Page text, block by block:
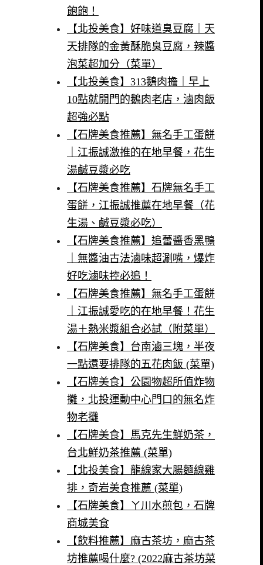
飽飽！
【北投美食】好味道臭豆腐｜天
天排隊的金黃酥脆臭豆腐，辣醬
泡菜超加分（菜單）
【北投美食】313鵝肉擔｜早上
10點就開門的鵝肉老店，滷肉飯
超強必點
【石牌美食推薦】無名手工蛋餅
｜江振誠激推的在地早餐，花生
湯鹹豆漿必吃
【石牌美食推薦】石牌無名手工
蛋餅，江振誠推薦在地早餐（花
生湯、鹹豆漿必吃）
【石牌美食推薦】追蕾醬香黑鴨
｜無醬油古法滷味超涮嘴，爆炸
好吃滷味控必追！
【石牌美食推薦】無名手工蛋餅
｜江振誠愛吃的在地早餐！花生
湯＋熱米漿組合必試（附菜單）
【石牌美食】台南滷三塊，半夜
一點還要排隊的五花肉飯 (菜單)
【石牌美食】公園物超所值炸物
攤，北投運動中心門口的無名炸
物老攤
【石牌美食】馬克先生鮮奶茶，
台北鮮奶茶推薦 (菜單)
【北投美食】龍線家大腸麵線雞
排，奇岩美食推薦 (菜單)
【石牌美食】ㄚ川水煎包，石牌
商城美食
【飲料推薦】麻古茶坊，麻古茶
坊推薦喝什麼? (2022麻古茶坊菜